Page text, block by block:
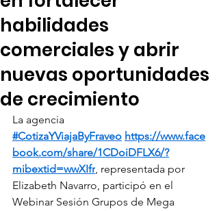
habilidades
comerciales y abrir
nuevas oportunidades
de crecimiento
La agencia
#CotizaYViajaByFraveo https://www.face
book.com/share/1CDoiDFLX6/?
mibextid=wwXIfr, representada por
Elizabeth Navarro, participó en el
Webinar Sesión Grupos de Mega